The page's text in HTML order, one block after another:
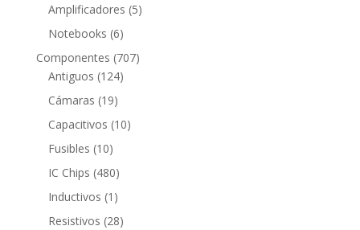
productos
Amplificadores 55
Notebooks 66
productos
Componentes 707707
Antiguos 124124
Cámaras 1919
productos
Capacitivos 1010
Fusibles 1010
productos
IC Chips 480480
productos
Inductivos 1 1
producto
Resistivos 2828